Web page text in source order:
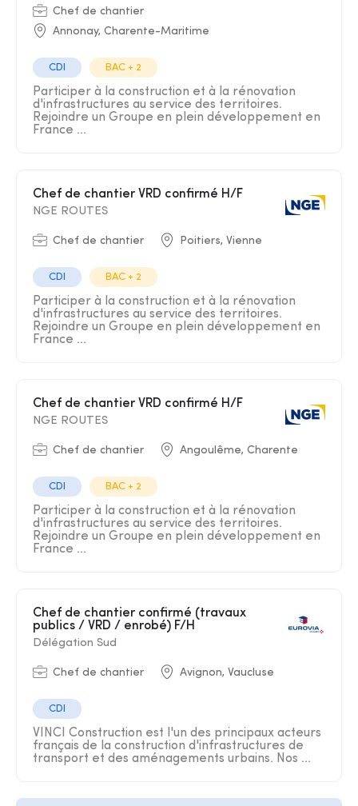
Chef de chantier
Annonay, Charente-Maritime
CDI BAC + 2
Participer à la construction et à la rénovation
d'infrastructures au service des territoires.
Rejoindre un Groupe en plein développement en
France ...
Chef de chantier VRD confirmé H/F
NGE ROUTES
Chef de chantier Poitiers, Vienne
CDI BAC + 2
Participer à la construction et à la rénovation
d'infrastructures au service des territoires.
Rejoindre un Groupe en plein développement en
France ...
Chef de chantier VRD confirmé H/F
NGE ROUTES
Chef de chantier Angoulême, Charente
CDI BAC + 2
Participer à la construction et à la rénovation
d'infrastructures au service des territoires.
Rejoindre un Groupe en plein développement en
France ...
Chef de chantier confirmé (travaux
publics / VRD / enrobé) F/H
Délégation Sud
Chef de chantier Avignon, Vaucluse
CDI
VINCI Construction est l'un des principaux acteurs
français de la construction d'infrastructures de
transport et des aménagements urbains. Nos ...